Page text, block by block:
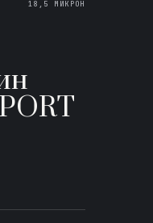
18,5 МИКРОН